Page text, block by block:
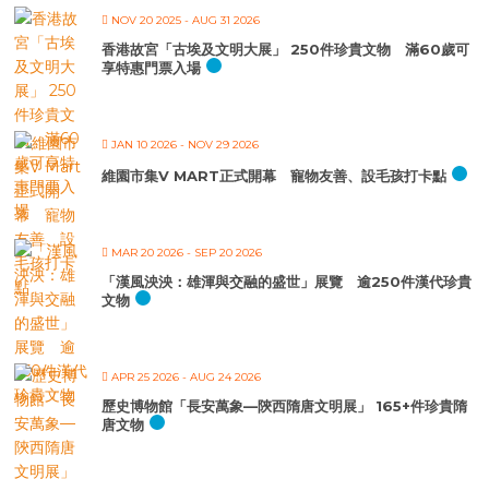
NOV 20 2025 - AUG 31 2026
香港故宮「古埃及文明大展」 250件珍貴文物 滿60歲可
享特惠門票入場
JAN 10 2026 - NOV 29 2026
維園市集V MART正式開幕 寵物友善、設毛孩打卡點
MAR 20 2026 - SEP 20 2026
「漢風泱泱：雄渾與交融的盛世」展覽 逾250件漢代珍貴
文物
APR 25 2026 - AUG 24 2026
歷史博物館「長安萬象—陝西隋唐文明展」 165+件珍貴隋
唐文物